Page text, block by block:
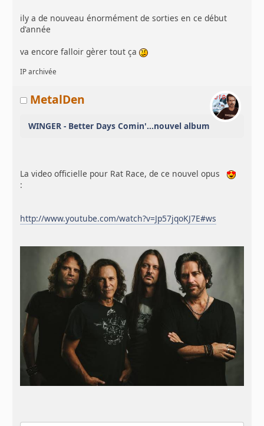
ily a de nouveau énormément de sorties en ce début
d'année
va encore falloir gèrer tout ça
IP archivée
MetalDen
WINGER - Better Days Comin'...nouvel album
La video officielle pour Rat Race, de ce nouvel opus
:
http://www.youtube.com/watch?v=Jp57jqoKJ7E#ws